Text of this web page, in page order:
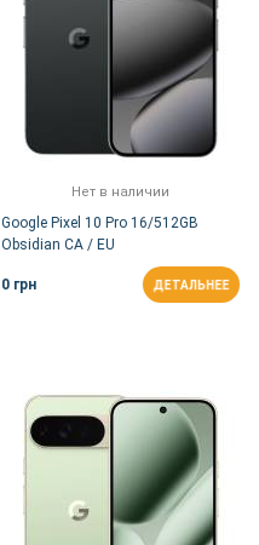
Нет в наличии
Google Pixel 10 Pro 16/512GB
Obsidian CA / EU
0 грн ДЕТАЛЬНЕЕ